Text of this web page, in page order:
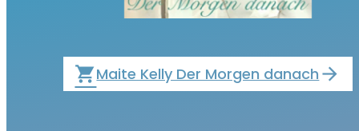
local_grocery_storeMaite Kelly Der Morgen danach